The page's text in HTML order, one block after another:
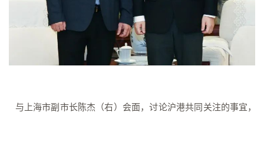
）与上海市副市长陈杰（右）会面，讨论沪港共同关注的事宜，